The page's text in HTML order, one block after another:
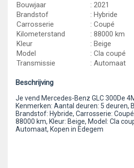
Bouwjaar
: 2021
Brandstof
: Hybride
Carrosserie
: Coupé
Kilometerstand
: 88000 km
Kleur
: Beige
Model
: Cla coupé
Transmissie
: Automaat
Beschrijving
Je vend Mercedes-Benz GLC 300De
Kenmerken: Aantal deuren: 5 deuren,
Brandstof: Hybride, Carrosserie:
88000 km, Kleur: Beige, Model: Cla
Automaat, Kopen in Edegem